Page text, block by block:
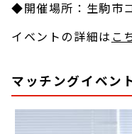
◆開催場所：生駒市
イベントの詳細は こ
マッチングイベン